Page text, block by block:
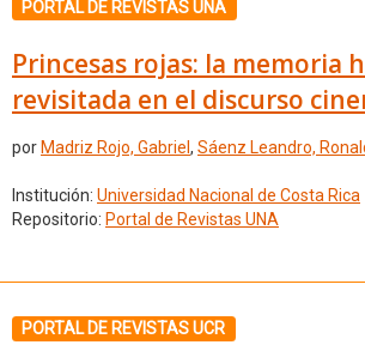
PORTAL DE REVISTAS UNA
Princesas rojas: la memoria
revisitada en el discurso
por Madriz Rojo, Gabriel , Sáenz Leandro,
Institución: Universidad Nacional de Costa Rica
Repositorio: Portal de Revistas UNA
PORTAL DE REVISTAS UCR